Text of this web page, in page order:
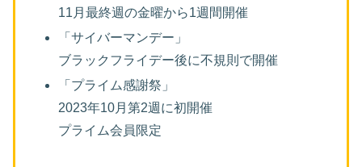
11月最終週の金曜から1週間開催
「サイバーマンデー」
ブラックフライデー後に不規則で開催
「プライム感謝祭」
2023年10月第2週に初開催
プライム会員限定